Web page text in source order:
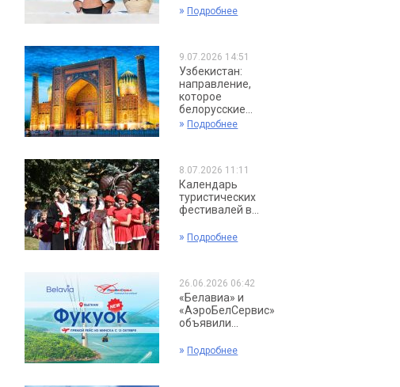
» Подробнее
9.07.2026 14:51
Узбекистан:
направление,
которое
белорусские...
» Подробнее
8.07.2026 11:11
Календарь
туристических
фестивалей в...
» Подробнее
26.06.2026 06:42
«Белавиа» и
«АэроБелСервис»
объявили...
» Подробнее